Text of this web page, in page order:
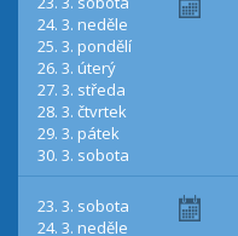
24. 3. neděle
25. 3. pondělí
26. 3. úterý
27. 3. středa
28. 3. čtvrtek
29. 3. pátek
30. 3. sobota
23. 3. sobota
24. 3. neděle